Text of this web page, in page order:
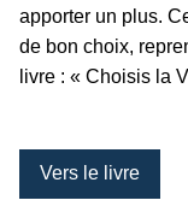
apporter un plus.
de bon choix,
livre : « Choisis la
Vers le livre